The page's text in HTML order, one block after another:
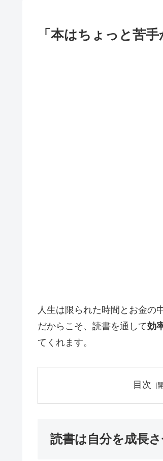
「本はちょっと苦
人生は限られた時間とお金の
だからこそ、読書を通して効
てくれます。
目次
読書は自分を成長